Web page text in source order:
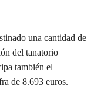
una cantidad de
del tanatorio
también el
de 8.693 euros.